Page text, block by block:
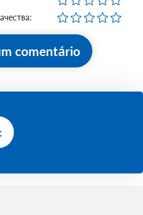
comentário